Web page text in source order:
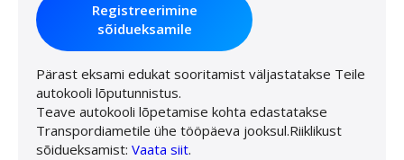
Registreerimine
sõidueksamile
Pärast eksami edukat sooritamist väljastatakse Teile
autokooli lõputunnistus.
Teave autokooli lõpetamise kohta edastatakse
Transpordiametile ühe tööpäeva jooksul.Riiklikust
sõidueksamist: Vaata siit.